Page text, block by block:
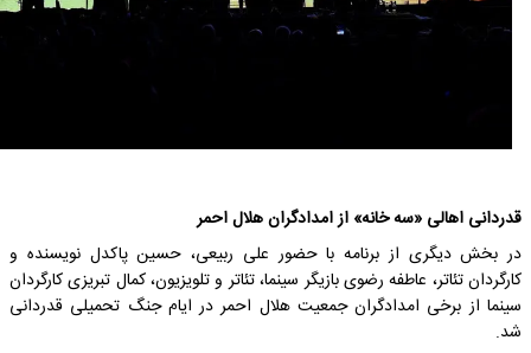
قدردانی اهالی «سه خانه» از امدادگران هلال احمر
در بخش دیگری از برنامه با حضور علی ربیعی، حسین پاکدل نویسنده و
کارگردان تئاتر، عاطفه رضوی بازیگر سینما، تئاتر و تلویزیون، کمال تبریزی کارگردان
سینما از برخی امدادگران جمعیت هلال احمر در ایام جنگ تحمیلی قدردانی
شد.